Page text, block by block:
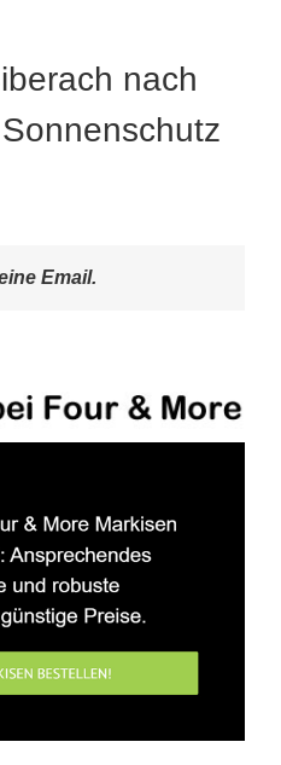
nach
Email.